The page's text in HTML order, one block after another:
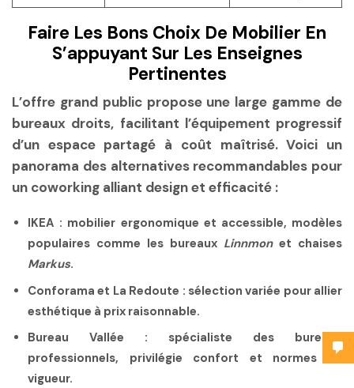
Faire Les Bons Choix De Mobilier En
S’appuyant Sur Les Enseignes
Pertinentes
L’offre grand public propose une large gamme de
bureaux droits, facilitant l’équipement progressif
d’un espace partagé à coût maîtrisé. Voici un
panorama des alternatives recommandables pour
un coworking alliant design et efficacité :
IKEA : mobilier ergonomique et accessible, modèles
populaires comme les bureaux Linnmonet chaises
Markus.
Conforama et La Redoute : sélection variée pour allier
esthétique à prix raisonnable.
Bureau Vallée : spécialiste des bureaux
professionnels, privilégie confort et normes en
vigueur.